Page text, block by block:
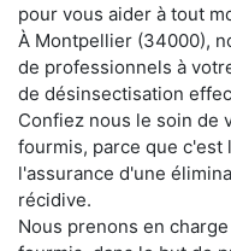
pour vous aider à tout
À Montpellier (34000),
de professionnels à
de désinsectisation
Confiez nous le soin de
fourmis, parce que
l'assurance d'une
récidive.
Nous prenons en